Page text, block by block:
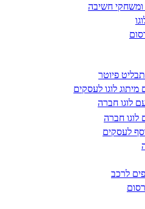
חשיבה
פיוטר
לוגו לעסקים
לוגו חברה
לוגו חברה
לעסקים
לרכב